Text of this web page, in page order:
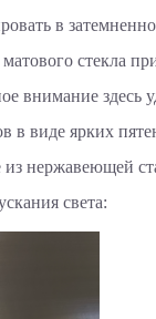
в
стекла
внимание здесь
в виде ярких
нержавеющей
света: